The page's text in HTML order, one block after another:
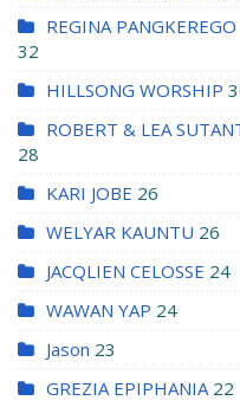
REGINA PANGKEREGO
32
HILLSONG WORSHIP
ROBERT & LEA
28
KARI JOBE 26
WELYAR KAUNTU 26
JACQLIEN CELOSSE 24
WAWAN YAP 24
Jason 23
GREZIA EPIPHANIA 22